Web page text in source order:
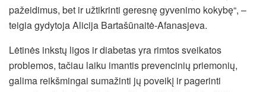
pažeidimus, bet ir užtikrinti geresnę gyvenimo kokybę“, –
teigia gydytoja Alicija Bartašūnaitė-Afanasjeva.
Lėtinės inkstų ligos ir diabetas yra rimtos sveikatos
problemos, tačiau laiku imantis prevencinių priemonių,
galima reikšmingai sumažinti jų poveikį ir pagerinti